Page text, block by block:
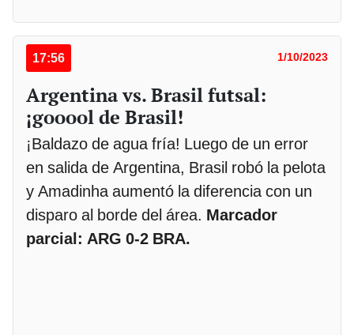
17:56 1/10/2023
Argentina vs. Brasil futsal:
¡gooool de Brasil!
¡Baldazo de agua fría! Luego de un error
en salida de Argentina, Brasil robó la pelota
y Amadinha aumentó la diferencia con un
disparo al borde del área. Marcador
parcial: ARG 0-2 BRA.